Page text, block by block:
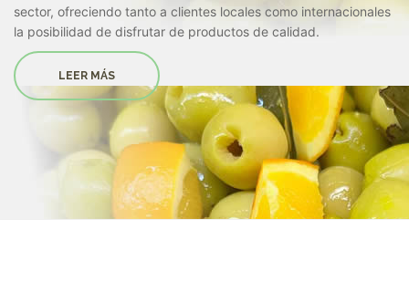
sector, ofreciendo tanto a clientes locales como internacionales
la posibilidad de disfrutar de productos de calidad.
LEER MÁS